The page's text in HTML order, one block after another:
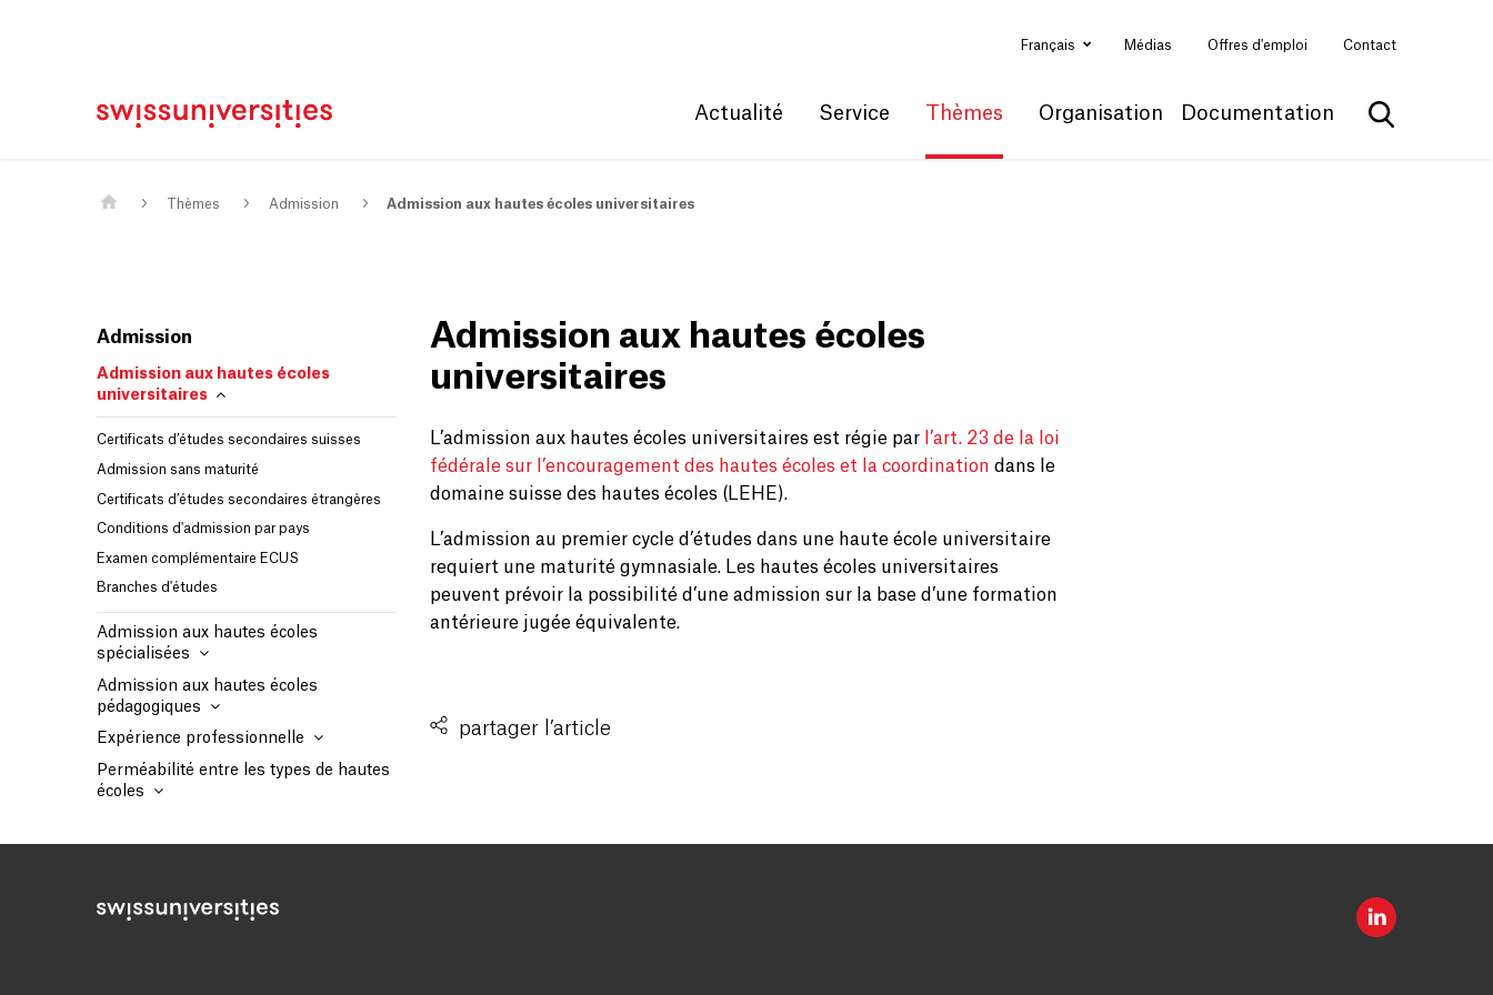
Plan du site
Français Médias Offres d'emploi Contact
Actualité Service Thèmes Organisation Documentation
Afficher la
Thèmes Admission Admission aux hautes écoles universitaires
Admission
Admission aux hautes écoles
universitaires
Certificats d’études secondaires suisses
Admission sans maturité
Certificats d’études secondaires étrangères
Conditions d'admission par pays
Examen complémentaire ECUS
Branches d'études
Admission aux hautes écoles
spécialisées
Admission aux hautes écoles
pédagogiques
Expérience professionnelle
Perméabilité entre les types de hautes
écoles
Admission aux hautes écoles
universitaires
L’admission aux hautes écoles universitaires est régie par l’art. 23 de la loi
fédérale sur l’encouragement des hautes écoles et la coordination dans le
domaine suisse des hautes écoles (LEHE).
L’admission au premier cycle d’études dans une haute école universitaire
requiert une maturité gymnasiale. Les hautes écoles universitaires
peuvent prévoir la possibilité d’une admission sur la base d’une formation
antérieure jugée équivalente.
partager l’article